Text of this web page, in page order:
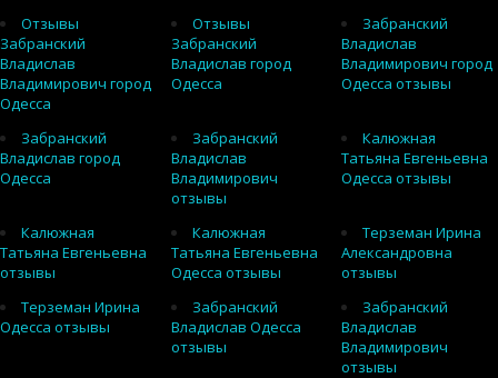
Отзывы
Забранский
Владислав
Владимирович город
Одесса
Отзывы
Забранский
Владислав город
Одесса
Забранский
Владислав
Владимирович город
Одесса отзывы
Забранский
Владислав город
Одесса
Забранский
Владислав
Владимирович
отзывы
Калюжная
Татьяна Евгеньевна
Одесса отзывы
Калюжная
Татьяна Евгеньевна
отзывы
Калюжная
Татьяна Евгеньевна
Одесса отзывы
Терземан Ирина
Александровна
отзывы
Терземан Ирина
Одесса отзывы
Забранский
Владислав Одесса
отзывы
Забранский
Владислав
Владимирович
отзывы